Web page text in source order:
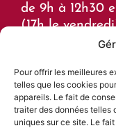
Pour offrir les meilleures
telles que les cookies
appareils. Le fait de
traiter des données telles
uniques sur ce site. Le
de 9h à 12h30
(17h le
de 8h à 15h
Liens utiles
Mentions